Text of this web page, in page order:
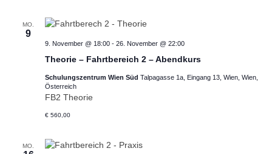
MO.
9
Theorie – Fahrtbereich 2 – Abendkurs
9. November @ 18:00- 26. November @ 22:00
Schulungszentrum Wien Süd Talpagasse 1a, Eingang 13, Wien, Wien,
Österreich
FB2 Theorie
€ 560,00
MO.